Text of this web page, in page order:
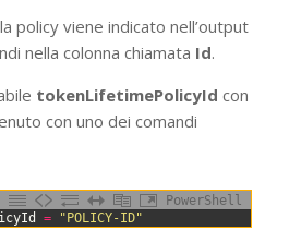
policy viene indicato nell’output
nella colonna chiamata Id.
tokenLifetimePolicyId con
con uno dei comandi
PowerShell
= "POLICY-ID"